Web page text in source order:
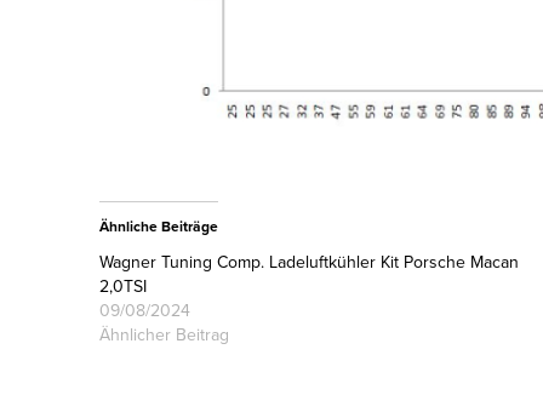
Ähnliche Beiträge
Wagner Tuning Comp. Ladeluftkühler Kit Porsche Macan
2,0TSI
09/08/2024
Ähnlicher Beitrag